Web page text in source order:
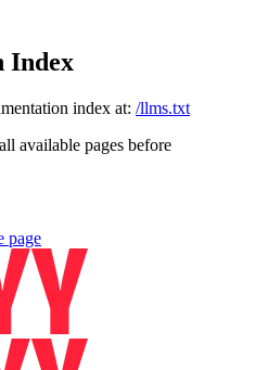
Index
index at: /llms.txt
available pages before
page